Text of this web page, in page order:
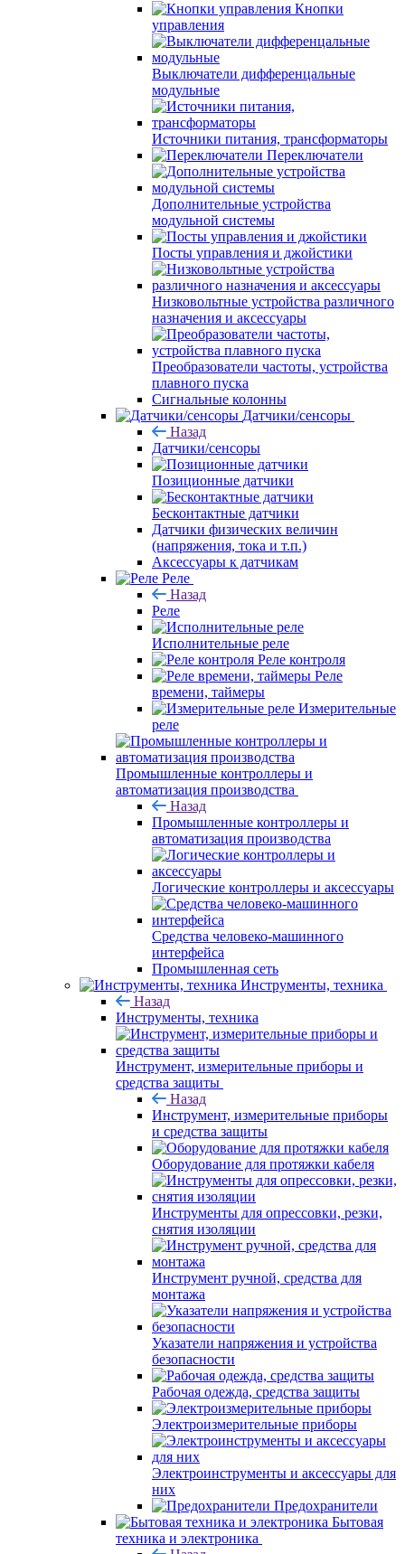
Кнопки
управления
Выключатели дифференцальные
модульные
Источники питания, трансформаторы
Переключатели
Дополнительные устройства
модульной системы
Посты управления и джойстики
Низковольтные устройства различного
назначения и аксессуары
Преобразователи частоты, устройства
плавного пуска
Сигнальные колонны
Датчики/сенсоры
Назад
Датчики/сенсоры
Позиционные датчики
Бесконтактные датчики
Датчики физических величин
(напряжения, тока и т.п.)
Аксессуары к датчикам
Реле
Назад
Реле
Исполнительные реле
Реле контроля
Реле
времени, таймеры
Измерительные
реле
Промышленные контроллеры и
автоматизация производства
Назад
Промышленные контроллеры и
автоматизация производства
Логические контроллеры и аксессуары
Средства человеко-машинного
интерфейса
Промышленная сеть
Инструменты, техника
Назад
Инструменты, техника
Инструмент, измерительные приборы и
средства защиты
Назад
Инструмент, измерительные приборы
и средства защиты
Оборудование для протяжки кабеля
Инструменты для опрессовки, резки,
снятия изоляции
Инструмент ручной, средства для
монтажа
Указатели напряжения и устройства
безопасности
Рабочая одежда, средства защиты
Электроизмерительные приборы
Электроинструменты и аксессуары для
них
Предохранители
Бытовая
техника и электроника